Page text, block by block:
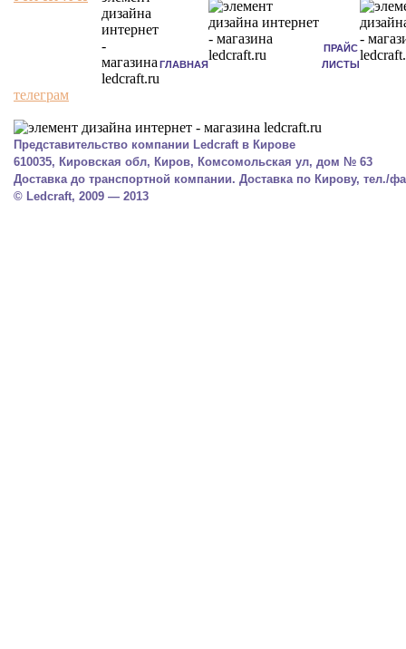
ГЛАВНАЯ
ПРАЙС
ЛИСТЫ
телеграм
Представительство компании Ledcraft в Кирове
610035, Кировская обл, Киров, Комсомольская ул, дом № 63
Доставка до транспортной компании. Доставка по Кирову, тел./
© Ledcraft, 2009 — 2013